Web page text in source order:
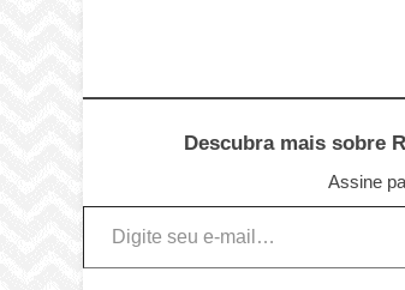
Descubra mais sobre
Assine
Digite seu e-mail…